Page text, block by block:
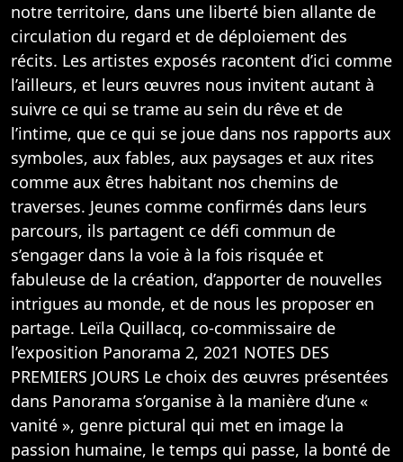
notre territoire, dans une liberté bien allante de
circulation du regard et de déploiement des
récits. Les artistes exposés racontent d’ici comme
l’ailleurs, et leurs œuvres nous invitent autant à
suivre ce qui se trame au sein du rêve et de
l’intime, que ce qui se joue dans nos rapports aux
symboles, aux fables, aux paysages et aux rites
comme aux êtres habitant nos chemins de
traverses. Jeunes comme confirmés dans leurs
parcours, ils partagent ce défi commun de
s’engager dans la voie à la fois risquée et
fabuleuse de la création, d’apporter de nouvelles
intrigues au monde, et de nous les proposer en
partage. Leïla Quillacq, co-commissaire de
l’exposition Panorama 2, 2021 NOTES DES
PREMIERS JOURS Le choix des œuvres présentées
dans Panorama s’organise à la manière d’une «
vanité », genre pictural qui met en image la
passion humaine, le temps qui passe, la bonté de